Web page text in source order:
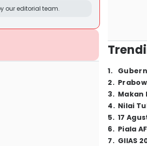
our editorial team.
1.
2.
3. Makan
4. Nilai
5. 17
6. Piala
7. GIIAS